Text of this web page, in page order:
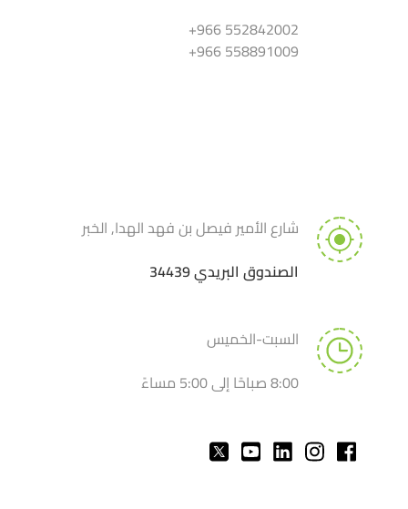
552842002 966+
558891009 966+
شارع الأمير فيصل بن فهد الهدا, الخبر
الصندوق البريدي 34439
السبت-الخميس
8:00 صباحًا إلى 5:00 مساءً